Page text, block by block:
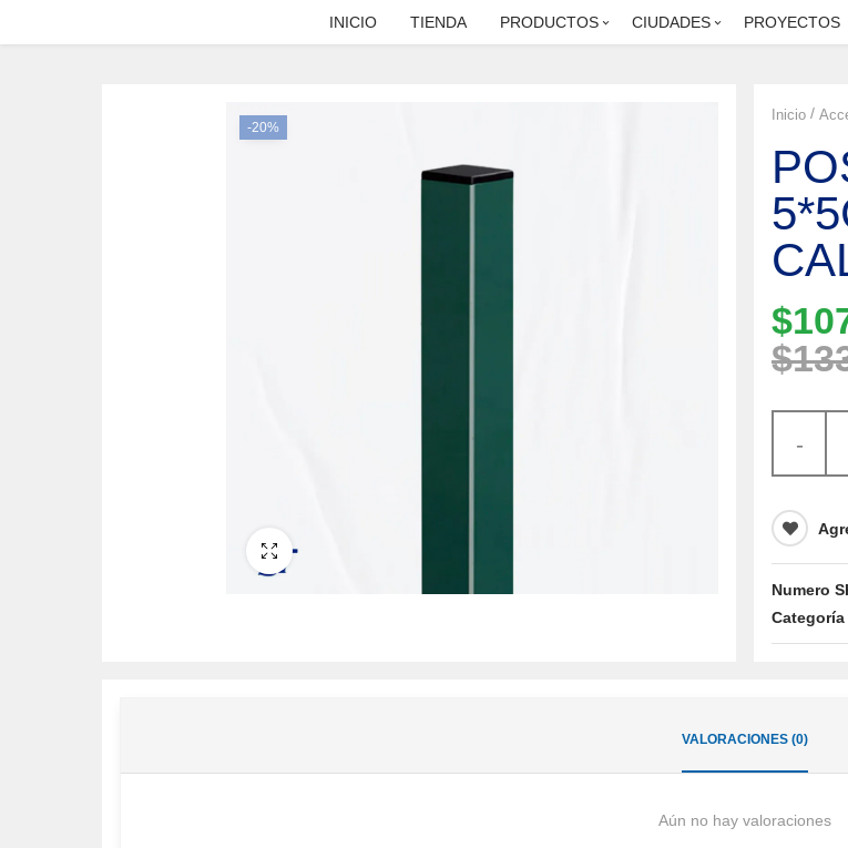
Escribe el producto que estés buscando
INICIO TIENDA PRODUCTOS CIUDADES PROYECTOS
-20%
Fullscreen
Inicio
$
$
Numero
Categoría
VALORACIONES (0)
Aún no hay valoraciones